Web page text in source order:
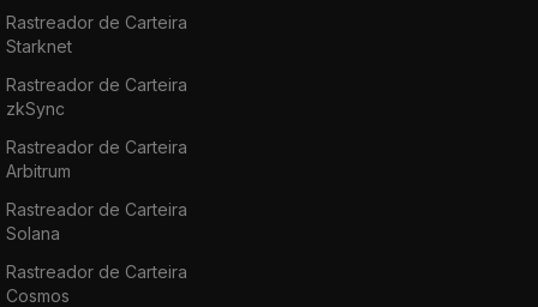
Rastreador de Carteira
Starknet
Rastreador de Carteira
zkSync
Rastreador de Carteira
Arbitrum
Rastreador de Carteira
Solana
Rastreador de Carteira
Cosmos